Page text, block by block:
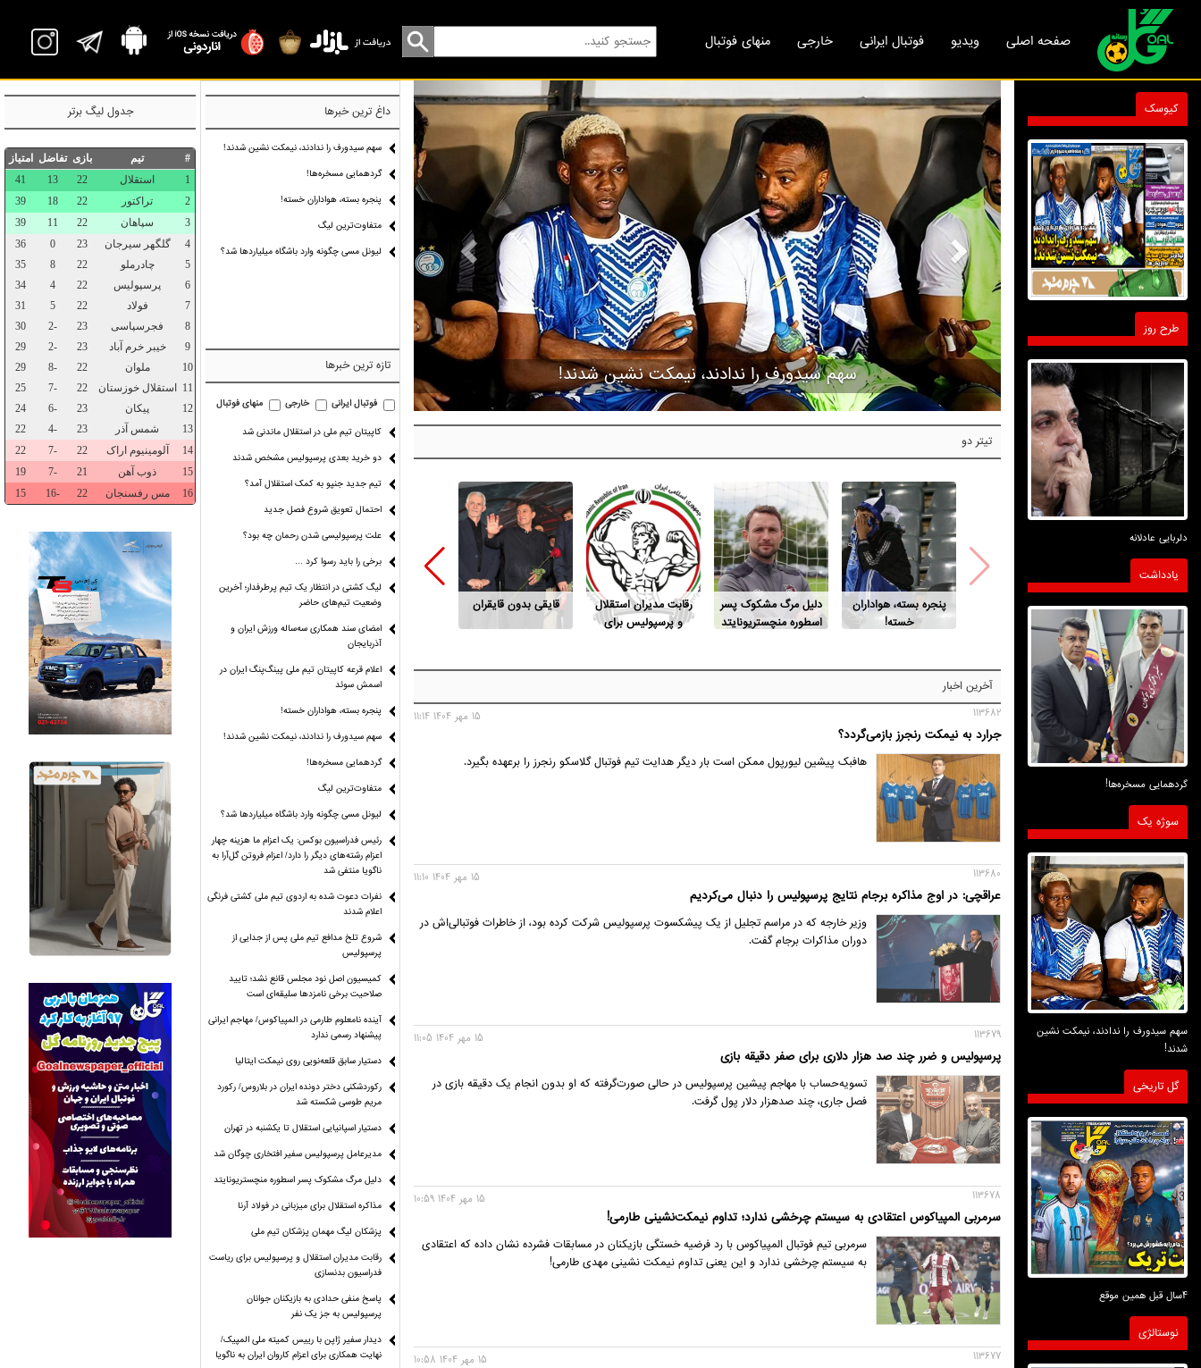
صفحه اصلی ویدیو فوتبال ایرانی خارجی منهای فوتبال
گردهمایی مسخره‌ها!
Previous Next
تیتر دو
پنجره بسته، هواداران
خسته!
دلیل مرگ مشکوک پسر
اسطوره منچستریونایتد
رقابت مدیران استقلال
و پرسپولیس برای
قایقی بدون قایقران
این پول‌ها از کجا
می‌آید؟
قد «شایعه» هم کوتاه
شده!
پارسال طوفانی،امسال
بی‌بخار!
آخرین اخبار
113682
جرارد به نیمکت رنجرز بازمی‌گردد؟
15 مهر 1404 11:14
هافبک پیشین لیورپول ممکن است بار دیگر هدایت تیم فوتبال گلاسکو رنجرز را برعهده بگیرد.
113680
عراقچی: در اوج مذاکره برجام نتایج پرسپولیس را دنبال می‌کردیم
15 مهر 1404 11:10
وزیر خارجه که در مراسم تجلیل از یک پیشکسوت پرسپولیس شرکت کرده بود، از خاطرات فوتبالی‌اش در
دوران مذاکرات برجام گفت.
113679
پرسپولیس و ضرر چند صد هزار دلاری برای صفر دقیقه بازی
15 مهر 1404 11:05
تسویه‌حساب با مهاجم پیشین پرسپولیس در حالی صورت‌گرفته که او بدون انجام یک دقیقه بازی در
فصل جاری، چند صدهزار دلار پول گرفت.
113678
سرمربی المپیاکوس اعتقادی به سیستم چرخشی ندارد؛ تداوم نیمکت‌نشینی طارمی!
15 مهر 1404 10:59
سرمربی تیم فوتبال المپیاکوس با رد فرضیه خستگی بازیکنان در مسابقات فشرده نشان داده که اعتقادی
به سیستم چرخشی ندارد و این یعنی تداوم نیمکت نشینی مهدی طارمی!
113677 15 مهر 1404 10:58
کیوسک
طرح روز
دلربایی عادلانه
یادداشت
گردهمایی مسخره‌ها!
سوژه یک
سهم سیدورف را ندادند، نیمکت نشین
شدند!
گل تاریخی
4سال قبل همین موقع
نوستالژی
داغ ترین خبرها
سهم سیدورف را ندادند، نیمکت نشین شدند!
گردهمایی مسخره‌ها!
پنجره بسته، هواداران خسته!
متفاوت‌ترین لیگ
لیونل مسی چگونه وارد باشگاه میلیاردها شد؟
تازه ترین خبرها
فوتبال ایرانی خارجی منهای فوتبال
کاپیتان تیم ملی در استقلال ماندنی شد
دو خرید بعدی پرسپولیس مشخص شدند
تیم جدید جنپو به کمک استقلال آمد؟
احتمال تعویق شروع فصل جدید
علت پرسپولیسی شدن رحمان چه بود؟
برخی را باید رسوا کرد …
لیگ کشتی در انتظار یک تیم پرطرفدار؛ آخرین
وضعیت تیم‌های حاضر
امضای سند همکاری سه‌ساله ورزش ایران و
آذربایجان
اعلام قرعه کاپیتان تیم ملی پینگ‌پنگ ایران در
اسمش سوئد
پنجره بسته، هواداران خسته!
سهم سیدورف را ندادند، نیمکت نشین شدند!
گردهمایی مسخره‌ها!
متفاوت‌ترین لیگ
لیونل مسی چگونه وارد باشگاه میلیاردها شد؟
رئیس فدراسیون بوکس: یک اعزام ما هزینه چهار
اعزام رشته‌های دیگر را دارد/ اعزام فروتن گل‌آرا به
ناگویا منتفی شد
نفرات دعوت شده به اردوی تیم ملی کشتی فرنگی
اعلام شدند
شروع تلخ مدافع تیم ملی پس از جدایی از
پرسپولیس
کمیسیون اصل نود مجلس قانع نشد؛ تایید
صلاحیت برخی نامزدها سلیقه‌ای است
آینده نامعلوم طارمی در المپیاکوس/ مهاجم ایرانی
پیشنهاد رسمی ندارد
دستیار سابق قلعه‌نویی روی نیمکت ایتالیا
رکوردشکنی دختر دونده ایران در بلاروس/ رکورد
مریم طوسی شکسته شد
دستیار اسپانیایی استقلال تا یکشنبه در تهران
مدیرعامل پرسپولیس سفیر افتخاری چوگان شد
دلیل مرگ مشکوک پسر اسطوره منچستریونایتد
مذاکره استقلال برای میزبانی در فولاد آرنا
پزشکان لیگ مهمان پزشکان تیم ملی
رقابت مدیران استقلال و پرسپولیس برای ریاست
فدراسیون بدنسازی
پاسخ منفی حدادی به بازیکنان جوانان
پرسپولیس به جز یک نفر
دیدار سفیر ژاپن با رییس کمیته ملی المپیک/
نهایت همکاری برای اعزام کاروان ایران به ناگویا
جدول لیگ برتر